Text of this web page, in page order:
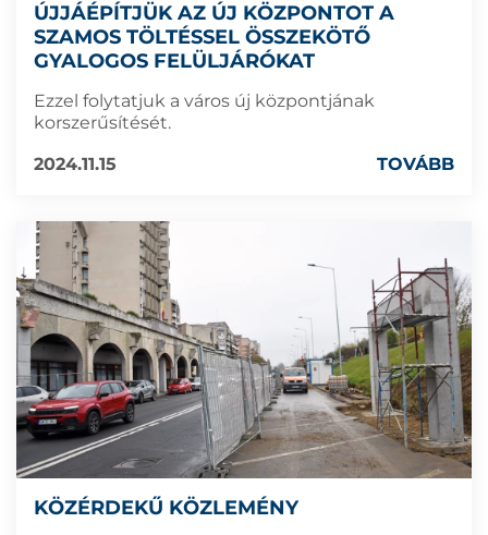
ÚJJÁÉPÍTJÜK AZ ÚJ KÖZPONTOT A
SZAMOS TÖLTÉSSEL ÖSSZEKÖTŐ
GYALOGOS FELÜLJÁRÓKAT
Ezzel folytatjuk a város új központjának
korszerűsítését.
2024.11.15
TOVÁBB
KÖZÉRDEKŰ KÖZLEMÉNY